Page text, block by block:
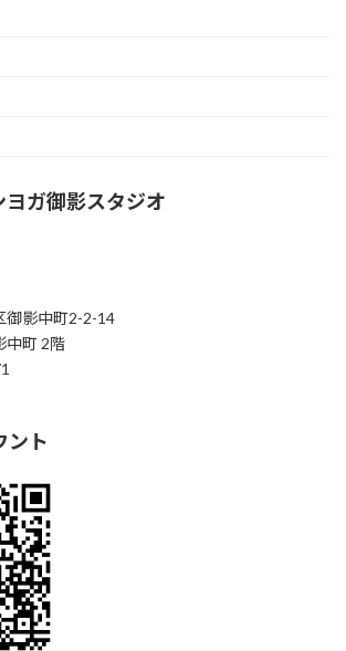
ガ御影スタジオ
御影中町2-2-14
中町 2階
ント